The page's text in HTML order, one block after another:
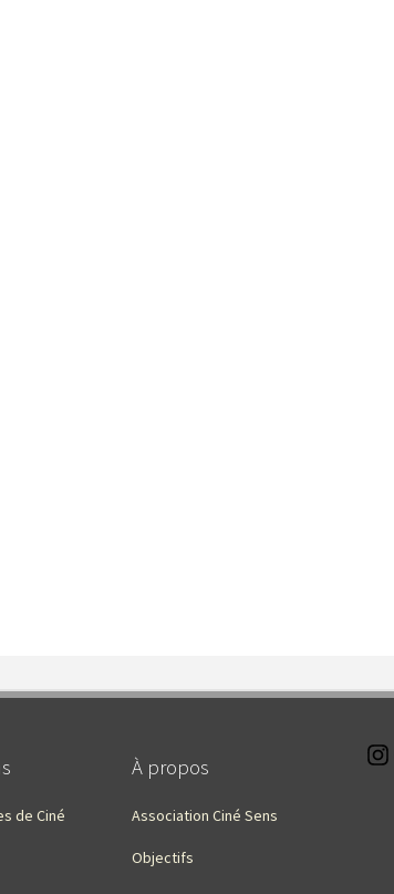
de Ciné
À propos
Association Ciné Sens
Objectifs